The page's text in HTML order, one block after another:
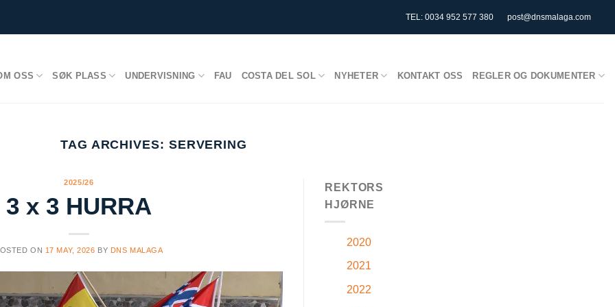
TEL: 0034 952 577 380 post@dnsmalaga.com
OSS SØK PLASS UNDERVISNING FAU COSTA DEL SOL NYHETER KONTAKT OSS REGLER OG DOKUMENTER
TAG ARCHIVES: SERVERING
2025/26
3 x 3 HURRA
ON 17 MAY, 2026 BY DNS MALAGA
REKTORS
HJØRNE
2020
2021
2022